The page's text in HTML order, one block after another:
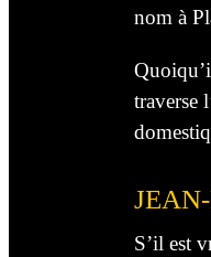
nom à
traverse
S’il est